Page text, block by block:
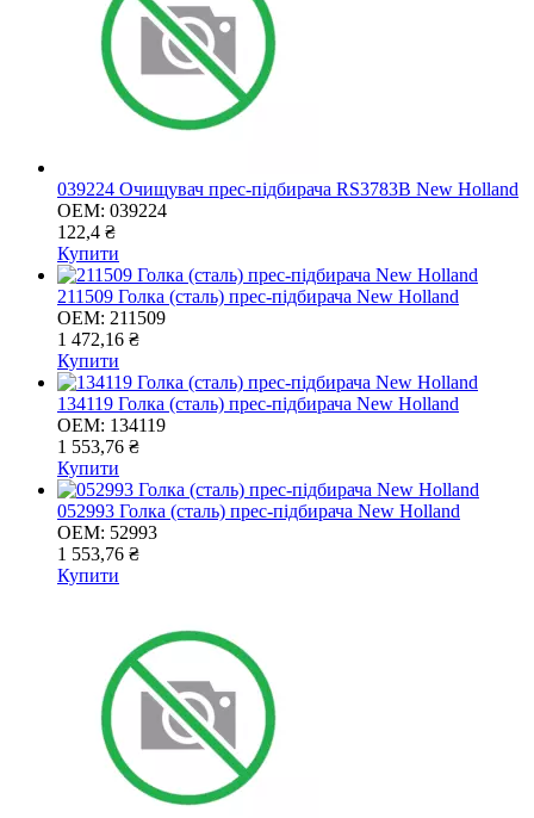
039224 Очищувач прес-підбирача RS3783B New Holland
OEM: 039224
122,4 ₴
Купити
211509 Голка (сталь) прес-підбирача New Holland
OEM: 211509
1 472,16 ₴
Купити
134119 Голка (сталь) прес-підбирача New Holland
OEM: 134119
1 553,76 ₴
Купити
052993 Голка (сталь) прес-підбирача New Holland
OEM: 52993
1 553,76 ₴
Купити